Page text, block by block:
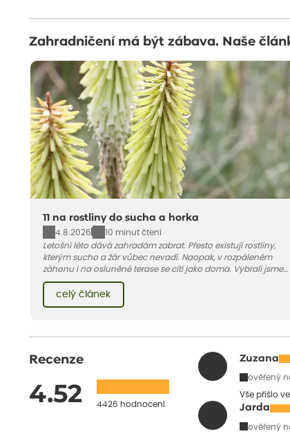
Zahradničení má být zábava. Naše
11 na rostliny do sucha a horka
4.8.2026
10 minut čtení
Letošní léto dává zahradám zabrat. Přesto existují rostliny,
kterým sucho a žár vůbec nevadí. Naopak, v rozpáleném
záhonu i na osluněné terase se cítí jako doma. Vybrali jsme
pro vás 11 tipů na odolné druhy, které zvládnou horké a suché
léto bez pravidelné zálivky. Pojďme se podívat, které to jsou.
celý článek
Recenze
4.52 4426 hodnocení
Zuzana
ověřený
Vše přišlo
Jarda
ověřený